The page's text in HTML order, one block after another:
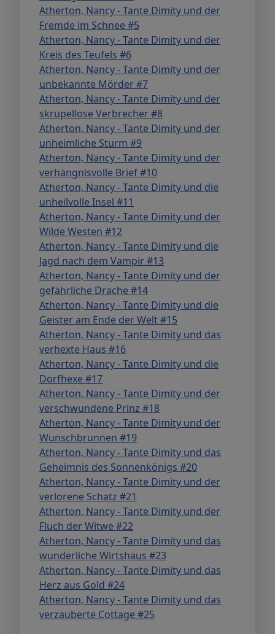
Atherton, Nancy - Tante Dimity und der
Fremde im Schnee #5
Atherton, Nancy - Tante Dimity und der
Kreis des Teufels #6
Atherton, Nancy - Tante Dimity und der
unbekannte Mörder #7
Atherton, Nancy - Tante Dimity und der
skrupellose Verbrecher #8
Atherton, Nancy - Tante Dimity und der
unheimliche Sturm #9
Atherton, Nancy - Tante Dimity und der
verhängnisvolle Brief #10
Atherton, Nancy - Tante Dimity und die
unheilvolle Insel #11
Atherton, Nancy - Tante Dimity und der
Wilde Westen #12
Atherton, Nancy - Tante Dimity und die
Jagd nach dem Vampir #13
Atherton, Nancy - Tante Dimity und der
gefährliche Drache #14
Atherton, Nancy - Tante Dimity und die
Geister am Ende der Welt #15
Atherton, Nancy - Tante Dimity und das
verhexte Haus #16
Atherton, Nancy - Tante Dimity und die
Dorfhexe #17
Atherton, Nancy - Tante Dimity und der
verschwundene Prinz #18
Atherton, Nancy - Tante Dimity und der
Wunschbrunnen #19
Atherton, Nancy - Tante Dimity und das
Geheimnis des Sonnenkönigs #20
Atherton, Nancy - Tante Dimity und der
verlorene Schatz #21
Atherton, Nancy - Tante Dimity und der
Fluch der Witwe #22
Atherton, Nancy - Tante Dimity und das
wunderliche Wirtshaus #23
Atherton, Nancy - Tante Dimity und das
Herz aus Gold #24
Atherton, Nancy - Tante Dimity und das
verzauberte Cottage #25